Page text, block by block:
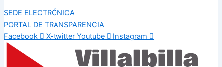
SEDE ELECTRÓNICA
PORTAL DE TRANSPARENCIA
Facebook
X-twitter Youtube Instagram